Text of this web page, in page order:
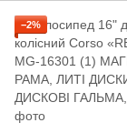
−2%